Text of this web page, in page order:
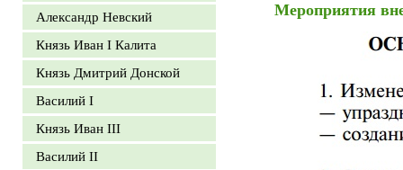
Александр Невский
Князь Иван I Калита
Князь Дмитрий Донской
Василий I
Князь Иван III
Василий II
Мероприятия